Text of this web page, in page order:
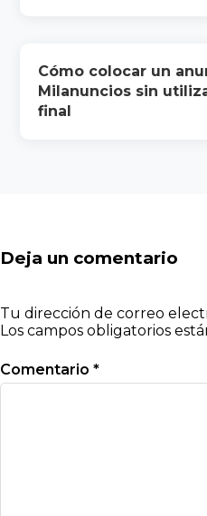
Cómo colocar un
Milanuncios sin
final
Deja un comentario
Tu dirección de correo
Los campos obligatorios
Comentario *